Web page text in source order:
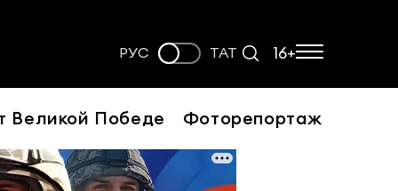
РУС ТАТ 16+
Великой Победе Фоторепортаж